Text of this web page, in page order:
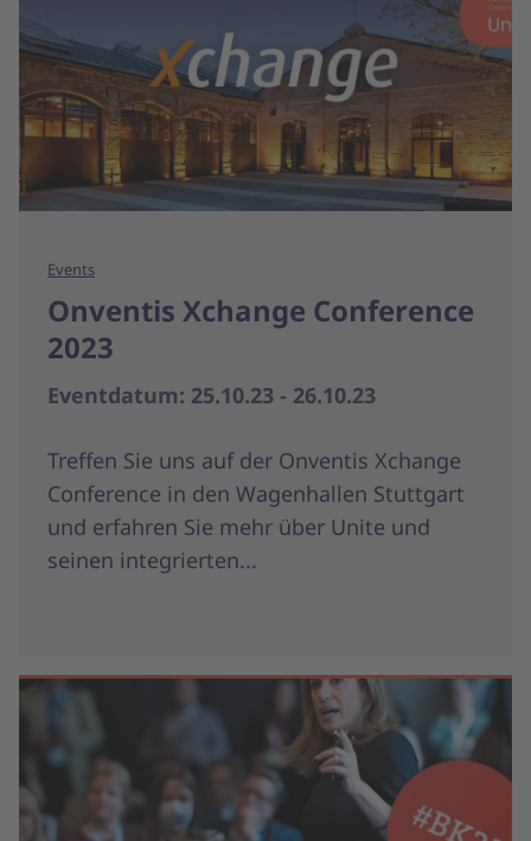
Events
Onventis Xchange Conference
2023
Eventdatum: 25.10.23 - 26.10.23
Treffen Sie uns auf der Onventis Xchange
Conference in den Wagenhallen Stuttgart
und erfahren Sie mehr über Unite und
seinen integrierten...